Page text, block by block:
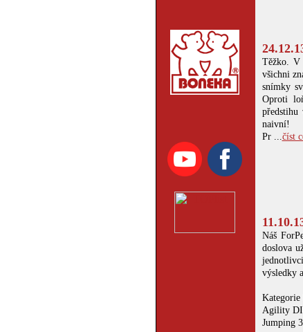
Těžko. V
všichni
snímky
Oproti
předstihu
naivní!
Pr ... číst
Náš
doslova
výsledky
Kategorie
Agility
Jumping